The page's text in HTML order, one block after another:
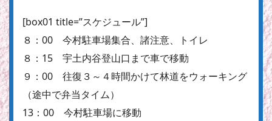
[box01 title=”スケジュール”]
８：00 今村駐車場集合、諸注意、トイレ
８：15 宇土内谷登山口まで車で移動
９：00 往復３～４時間かけて林道をウォーキング
（途中で弁当タイム）
13：00 今村駐車場に移動